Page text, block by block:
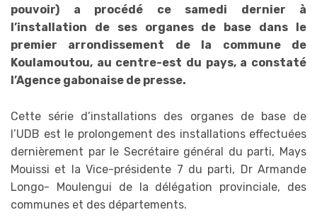
pouvoir) a procédé ce samedi dernier à
l’installation de ses organes de base dans le
premier arrondissement de la commune de
Koulamoutou, au centre-est du pays, a constaté
l’Agence gabonaise de presse.
Cette série d’installations des organes de base de
l’UDB est le prolongement des installations effectuées
dernièrement par le Secrétaire général du parti, Mays
Mouissi et la Vice-présidente 7 du parti, Dr Armande
Longo- Moulengui de la délégation provinciale, des
communes et des départements.